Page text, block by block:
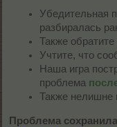
Убедительная
разбиралась
Также
Учтите, что
Наша игра
проблема
Также нелишне
Проблема